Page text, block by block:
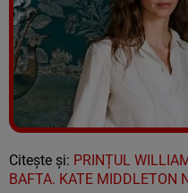
Citește și: PRINȚUL
BAFTA. KATE MIDDLETON